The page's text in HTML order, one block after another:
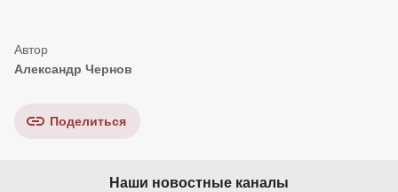
Александр Чернов
Поделиться
Наши новостные каналы